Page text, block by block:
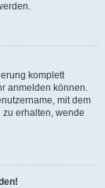
komplett
anmelden können.
mit dem
erhalten, wende